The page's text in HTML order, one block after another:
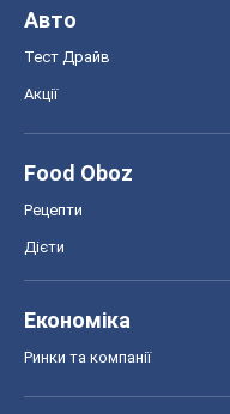
Авто
Тест Драйв
Акції
Food Oboz
Рецепти
Дієти
Економіка
Ринки та компанії